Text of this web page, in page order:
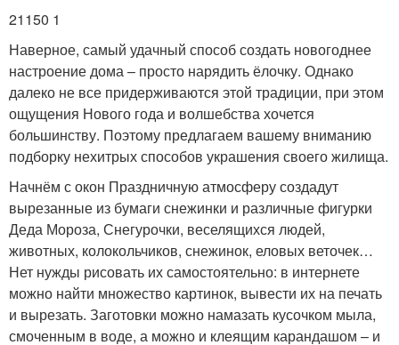
21150 1
Наверное, самый удачный способ создать новогоднее
настроение дома – просто нарядить ёлочку. Однако
далеко не все придерживаются этой традиции, при этом
ощущения Нового года и волшебства хочется
большинству. Поэтому предлагаем вашему вниманию
подборку нехитрых способов украшения своего жилища.
Начнём с окон Праздничную атмосферу создадут
вырезанные из бумаги снежинки и различные фигурки
Деда Мороза, Снегурочки, веселящихся людей,
животных, колокольчиков, снежинок, еловых веточек…
Нет нужды рисовать их самостоятельно: в интернете
можно найти множество картинок, вывести их на печать
и вырезать. Заготовки можно намазать кусочком мыла,
смоченным в воде, а можно и клеящим карандашом – и